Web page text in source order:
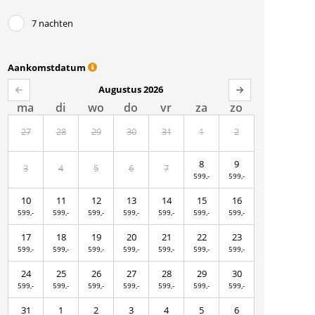
7 nachten
Aankomstdatum
Augustus 2026
ma di wo do vr za zo
27 28 29 30 31 1 2
3 4 5 6 7 8
599,-
9
599,-
10
599,-
11
599,-
12
599,-
13
599,-
14
599,-
15
599,-
16
599,-
17
599,-
18
599,-
19
599,-
20
599,-
21
599,-
22
599,-
23
599,-
24
599,-
25
599,-
26
599,-
27
599,-
28
599,-
29
599,-
30
599,-
31 1 2 3 4 5 6